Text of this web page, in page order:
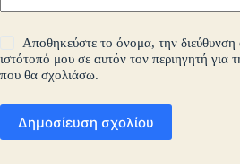
Αποθηκεύστε το όνομα, την
ιστότοπό μου σε αυτόν τον περιηγητή για
που θα σχολιάσω.
Δημοσίευση σχολίου